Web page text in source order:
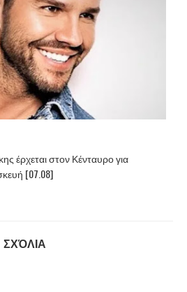
έρχεται στον Κένταυρο για
[07.08]